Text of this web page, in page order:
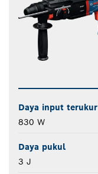
Daya input terukur
830 W
Daya pukul
3 J